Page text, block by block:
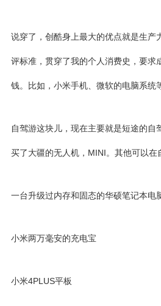
说穿了，创酷身上最大的优点就是生产
评标准，贯穿了我的个人消费史，要求
钱。比如，小米手机、微软的电脑系统
自驾游这块儿，现在主要就是短途的自
买了大疆的无人机，MINI。其他可以在
一台升级过内存和固态的华硕笔记本电
小米两万毫安的充电宝
小米4PLUS平板